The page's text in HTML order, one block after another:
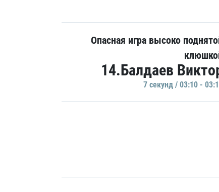
Опасная игра высоко
14.Балдаев
7 секунд / 03:10 -